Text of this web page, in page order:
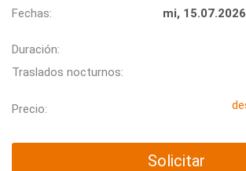
Fechas:
mi,
Duración:
Traslados nocturnos:
Precio:
Solicitar